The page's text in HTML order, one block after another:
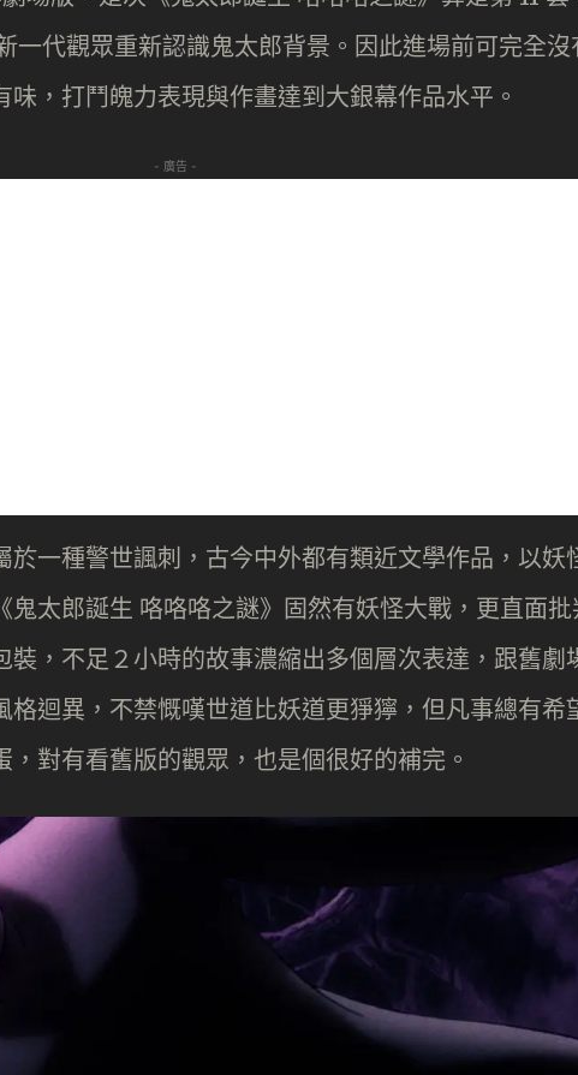
一代觀眾重新認識鬼太郎背景。因此進場前可完全沒
，打鬥魄力表現與作畫達到大銀幕作品水平。
- 廣告 -
於一種警世諷刺，古今中外都有類近文學作品，以妖
太郎誕生 咯咯咯之謎》固然有妖怪大戰，更直面批
裝，不足２小時的故事濃縮出多個層次表達，跟舊劇
格迴異，不禁慨嘆世道比妖道更猙獰，但凡事總有希
對有看舊版的觀眾，也是個很好的補完。